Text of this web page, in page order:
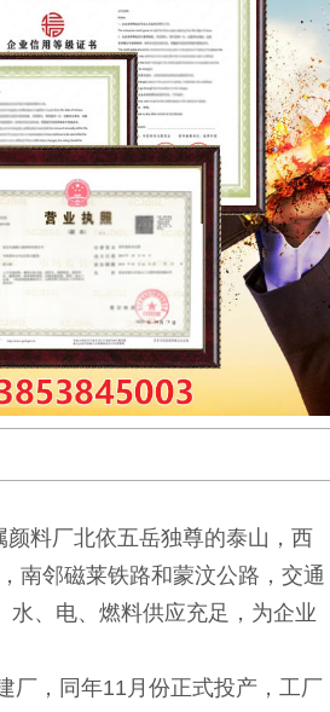
颜料厂北依五岳独尊的泰山，西
南邻磁莱铁路和蒙汶公路，交通
水、电、燃料供应充足，为企业
厂，同年11月份正式投产，工厂